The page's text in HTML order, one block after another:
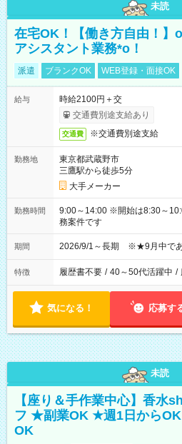
未読
在宅OK！【働き方自由！】
アシスタント業務*o！
派遣 ブランクOK WEB登録・面接OK
給与
時給2100円＋交
交通費別途支給あり
交通費 ※交通費別途支給
勤務地
東京都武蔵野市
三鷹駅から徒歩5分
大手メーカー
勤務時間
9:00～14:00 ※開始は8:30～
務案件です
期間 2026/9/1～長期 ※★9月中で
特徴 履歴書不要 / 40～50代活躍中 /
気になる！ 応募す
未読
【座り＆手作業中心】香水
フ ★副業OK ★週1日から
OK